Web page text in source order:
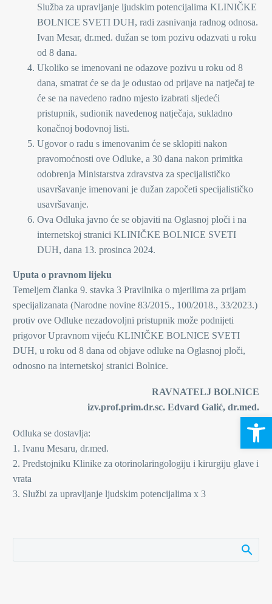
Služba za upravljanje ljudskim potencijalima KLINIČKE
BOLNICE SVETI DUH, radi zasnivanja radnog odnosa.
Ivan Mesar, dr.med. dužan se tom pozivu odazvati u roku
od 8 dana.
Ukoliko se imenovani ne odazove pozivu u roku od 8
dana, smatrat će se da je odustao od prijave na natječaj te
će se na navedeno radno mjesto izabrati sljedeći
pristupnik, sudionik navedenog natječaja, sukladno
konačnoj bodovnoj listi.
Ugovor o radu s imenovanim će se sklopiti nakon
pravomoćnosti ove Odluke, a 30 dana nakon primitka
odobrenja Ministarstva zdravstva za specijalističko
usavršavanje imenovani je dužan započeti specijalističko
usavršavanje.
Ova Odluka javno će se objaviti na Oglasnoj ploči i na
internetskoj stranici KLINIČKE BOLNICE SVETI
DUH, dana 13. prosinca 2024.
Uputa o pravnom lijeku
Temeljem članka 9. stavka 3 Pravilnika o mjerilima za prijam
specijalizanata (Narodne novine 83/2015., 100/2018., 33/2023.)
protiv ove Odluke nezadovoljni pristupnik može podnijeti
prigovor Upravnom vijeću KLINIČKE BOLNICE SVETI
DUH, u roku od 8 dana od objave odluke na Oglasnoj ploči,
odnosno na internetskoj stranici Bolnice.
RAVNATELJ BOLNICE
izv.prof.prim.dr.sc. Edvard Galić, dr.med.
Odluka se dostavlja:
1. Ivanu Mesaru, dr.med.
2. Predstojniku Klinike za otorinolaringologiju i kirurgiju glave i
vrata
3. Službi za upravljanje ljudskim potencijalima x 3